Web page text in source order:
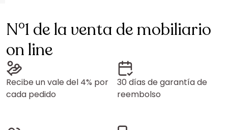
N°1 de la venta de mobiliario
on line
Recibe un vale del 4% por
cada pedido
30 días de garantía de
reembolso